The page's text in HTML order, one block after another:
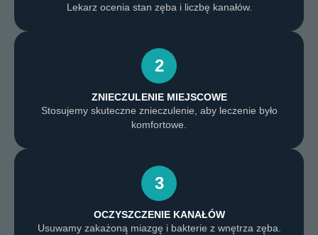
Lekarz ocenia stan zęba i liczbę kanałów.
2
ZNIECZULENIE MIEJSCOWE
Stosujemy skuteczne znieczulenie, aby leczenie było
komfortowe.
3
OCZYSZCZENIE KANAŁÓW
Usuwamy zakażoną miazgę i bakterie z wnętrza zęba.